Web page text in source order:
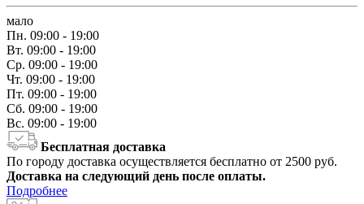
мало
Пн. 09:00 - 19:00
Вт. 09:00 - 19:00
Ср. 09:00 - 19:00
Чт. 09:00 - 19:00
Пт. 09:00 - 19:00
Сб. 09:00 - 19:00
Вс. 09:00 - 19:00
Бесплатная доставка
По городу доставка осуществляется бесплатно от 2500 руб.
Доставка на следующий день после оплаты.
Подробнее